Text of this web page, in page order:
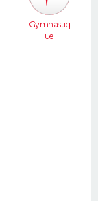
Gymnastiq
ue